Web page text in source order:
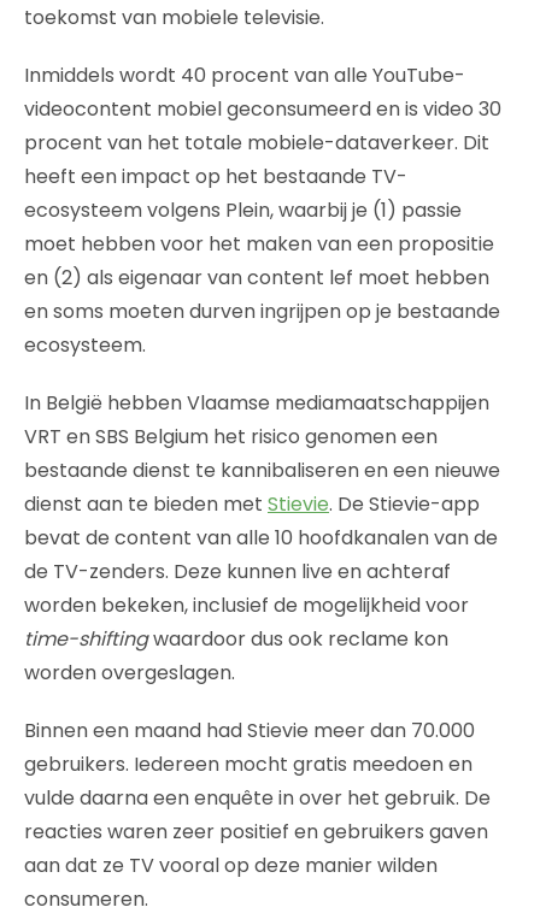
toekomst van mobiele televisie.
Inmiddels wordt 40 procent van alle YouTube-
videocontent mobiel geconsumeerd en is video 30
procent van het totale mobiele-dataverkeer. Dit
heeft een impact op het bestaande TV-
ecosysteem volgens Plein, waarbij je (1) passie
moet hebben voor het maken van een propositie
en (2) als eigenaar van content lef moet hebben
en soms moeten durven ingrijpen op je bestaande
ecosysteem.
In België hebben Vlaamse mediamaatschappijen
VRT en SBS Belgium het risico genomen een
bestaande dienst te kannibaliseren en een nieuwe
dienst aan te bieden met Stievie. De Stievie-app
bevat de content van alle 10 hoofdkanalen van de
de TV-zenders. Deze kunnen live en achteraf
worden bekeken, inclusief de mogelijkheid voor
time-shiftingwaardoor dus ook reclame kon
worden overgeslagen.
Binnen een maand had Stievie meer dan 70.000
gebruikers. Iedereen mocht gratis meedoen en
vulde daarna een enquête in over het gebruik. De
reacties waren zeer positief en gebruikers gaven
aan dat ze TV vooral op deze manier wilden
consumeren.